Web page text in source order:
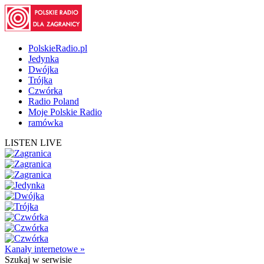
PolskieRadio.pl
Jedynka
Dwójka
Trójka
Czwórka
Radio Poland
Moje Polskie Radio
ramówka
LISTEN LIVE
Kanały internetowe »
Szukaj w serwisie